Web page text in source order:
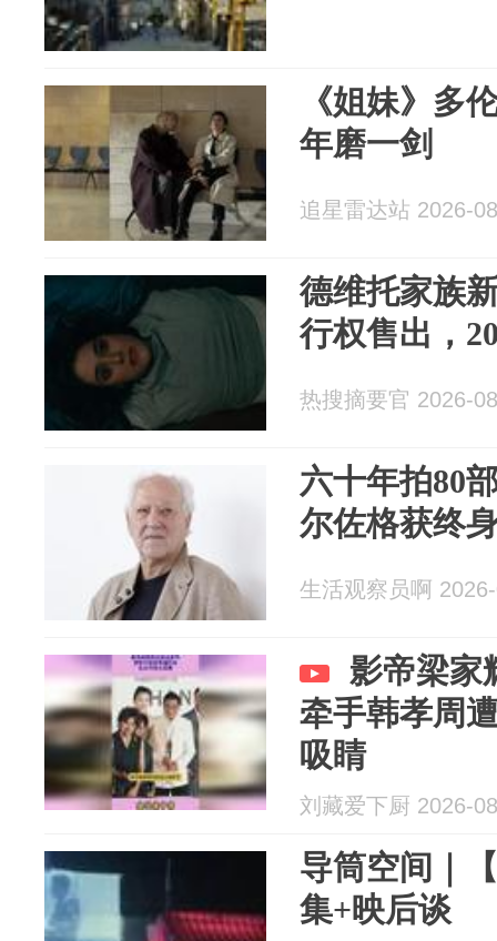
《姐妹》多
年磨一剑
追星雷达站 2026-
德维托家族
行权售出，
热搜摘要官 2026-
六十年拍80
尔佐格获终
生活观察员啊
影帝梁家
牵手韩孝周
吸睛
刘藏爱下厨 2026-
导筒空间｜
集+映后谈